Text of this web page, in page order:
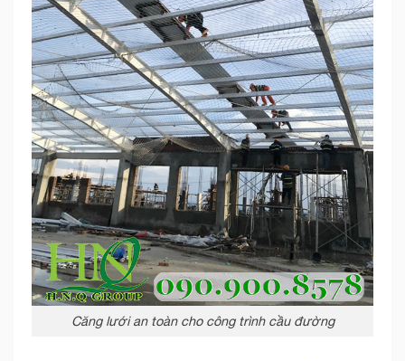
Căng lưới an toàn cho công trình cầu đường